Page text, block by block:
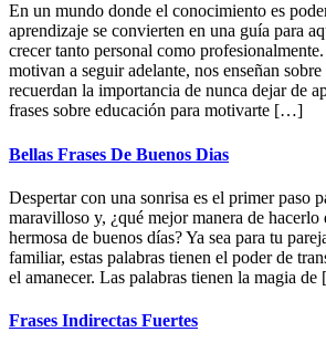
En un mundo donde el conocimiento es
aprendizaje se convierten en una guía para
crecer tanto personal como profesionalmente.
motivan a seguir adelante, nos enseñan
recuerdan la importancia de nunca dejar de
frases sobre educación para motivarte […]
Bellas Frases De Buenos Dias
Despertar con una sonrisa es el primer paso
maravilloso y, ¿qué mejor manera de hacerlo
hermosa de buenos días? Ya sea para tu
familiar, estas palabras tienen el poder de
el amanecer. Las palabras tienen la magia
Frases Indirectas Fuertes